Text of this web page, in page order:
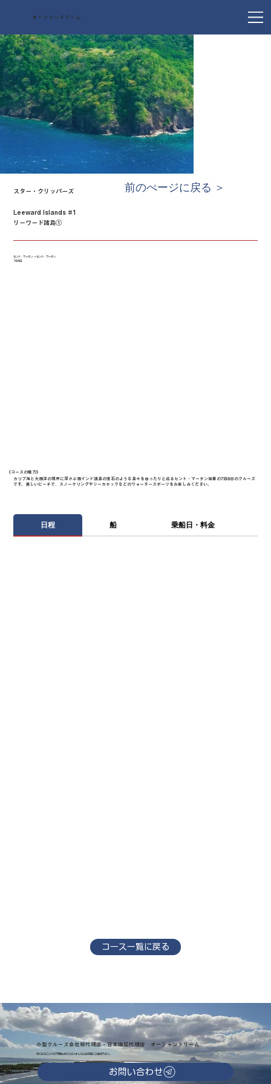
オーシャンドリーム
《​コースの魅力》
カリブ海と大西洋の境界に浮かぶ西インド諸島の宝石のような島々をゆったりと巡るセント・マーチン発着の7泊8日のクルーズ
です。美しいビーチで、スノーケリングやシーカヤックなどのウォータースポーツをお楽しみください。
日程 船 乗船日・料金
コース一覧に戻る
スター・クリッパーズ
Leeward Islands #1
リーワード諸島①
セント・マーチン → セント・マーチン
7泊8日
前のぺージに戻る ＞
小型クルーズ会社総代理店・日本地区代理店 オーシャンドリーム
気になることやご不明な点がございましたらお気軽にご連絡下さい。
お問い合わせ